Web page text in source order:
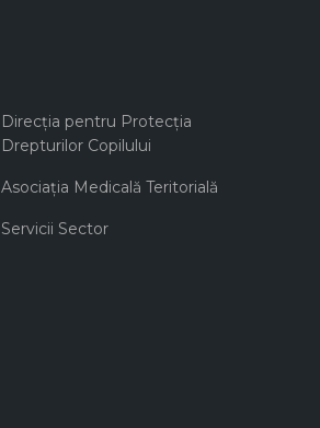
Direcţia pentru Protecţia
Drepturilor Copilului
Asociaţia Medicală Teritorială
Servicii Sector